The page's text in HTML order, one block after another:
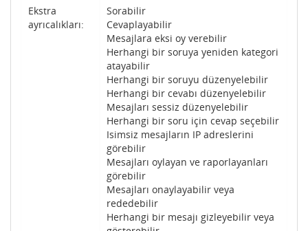
Ekstra
ayrıcalıkları:
Sorabilir
Cevaplayabilir
Mesajlara eksi oy verebilir
Herhangi bir soruya yeniden kategori
atayabilir
Herhangi bir soruyu düzenyelebilir
Herhangi bir cevabı düzenyelebilir
Mesajları sessiz düzenyelebilir
Herhangi bir soru için cevap seçebilir
Isimsiz mesajların IP adreslerini
görebilir
Mesajları oylayan ve raporlayanları
görebilir
Mesajları onaylayabilir veya
rededebilir
Herhangi bir mesajı gizleyebilir veya